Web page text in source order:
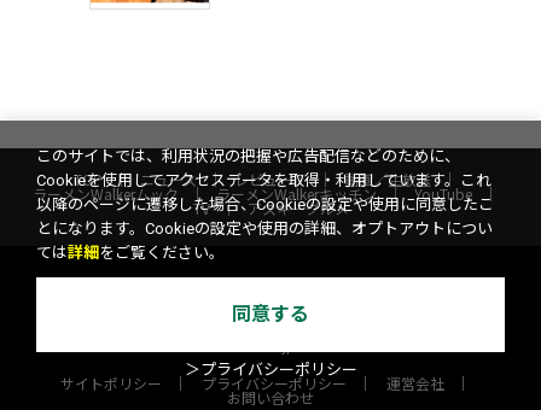
TOP ニュース レビュー 動画／生放送
ラーメンWalkerムック ラーメンWalkerキッチン YouTube
TV アスキーグルメ
夜景LOVEWalker
丸の内LOVEWalker
戦国LOVEWalker
サイトポリシー
プライバシーポリシー 運営会社
お問い合わせ
このサイトでは、利用状況の把握や広告配信などのために、
Cookieを使用してアクセスデータを取得・利用しています。これ
以降のページに遷移した場合、Cookieの設定や使用に同意したこ
とになります。Cookieの設定や使用の詳細、オプトアウトについ
ては詳細 をご覧ください。
同意する
＞プライバシーポリシー